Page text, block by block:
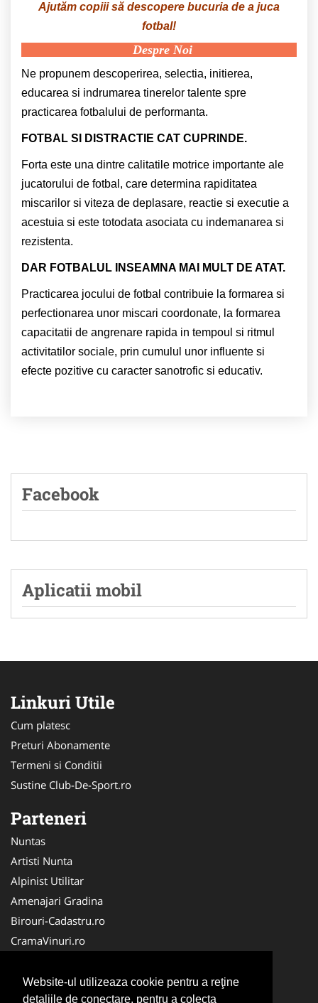
Website-ul utilizeaza cookie pentru a reţine
detaliile de conectare, pentru a colecta
Ajutăm copiii să descopere bucuria de a juca
fotbal!
Despre Noi
Ne propunem descoperirea, selectia, initierea,
educarea si indrumarea tinerelor talente spre
practicarea fotbalului de performanta.
FOTBAL SI DISTRACTIE CAT CUPRINDE.
Forta este una dintre calitatile motrice importante ale
jucatorului de fotbal, care determina rapiditatea
miscarilor si viteza de deplasare, reactie si executie a
acestuia si este totodata asociata cu indemanarea si
rezistenta.
DAR FOTBALUL INSEAMNA MAI MULT DE ATAT.
Practicarea jocului de fotbal contribuie la formarea si
perfectionarea unor miscari coordonate, la formarea
capacitatii de angrenare rapida in tempoul si ritmul
activitatilor sociale, prin cumulul unor influente si
efecte pozitive cu caracter sanotrofic si educativ.
Facebook
Aplicatii mobil
Linkuri Utile
Cum platesc
Preturi Abonamente
Termeni si Conditii
Sustine Club-De-Sport.ro
Parteneri
Nuntas
Artisti Nunta
Alpinist Utilitar
Amenajari Gradina
Birouri-Cadastru.ro
CramaVinuri.ro
Servicii-DDD.com